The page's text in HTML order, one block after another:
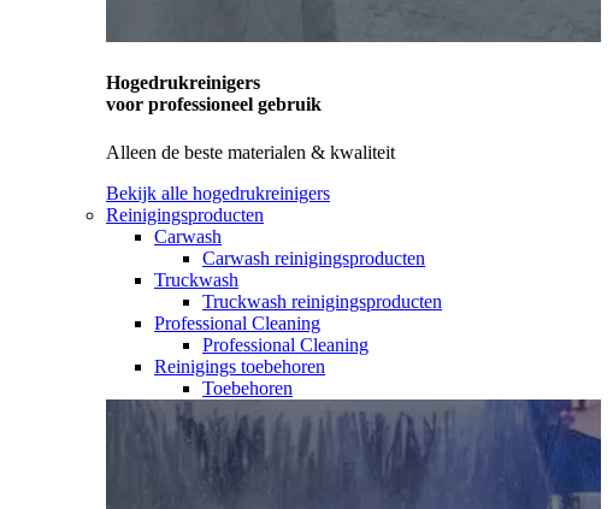
Hogedrukreinigers
voor professioneel gebruik
Alleen de beste materialen & kwaliteit
Bekijk alle hogedrukreinigers
Reinigingsproducten
Carwash
Carwash reinigingsproducten
Truckwash
Truckwash reinigingsproducten
Professional Cleaning
Professional Cleaning
Reinigings toebehoren
Toebehoren